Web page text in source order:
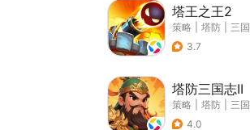
塔王之王2
策略 塔防 三国
3.7
塔防三国志II
策略 塔防 三国
4.0